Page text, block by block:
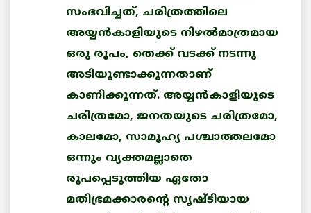
സംഭവിച്ചത്, ചരിത്രത്തിലെ
അയ്യന്‍കാളിയുടെ നിഴല്‍മാത്രമായ
ഒരു രൂപം, തെക്ക് വടക്ക് നടന്നു
അടിയുണ്ടാക്കുന്നതാണ്
കാണിക്കുന്നത്. അയ്യന്‍കാളിയുടെ
ചരിത്രമോ, ജനതയുടെ ചരിത്രമോ,
കാലമോ, സാമൂഹ്യ പശ്ചാത്തലമോ
ഒന്നും വ്യക്തമല്ലാതെ
രൂപപ്പെടുത്തിയ ഏതോ
മതിഭ്രമക്കാരന്റെ സൃഷ്ടിയായ